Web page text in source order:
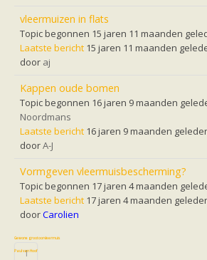
Internationaal
Landelijke natuurverenigingen
Ik wil graag mee op
Vleermuizen in de tuin
Ik ben op zoek naar een detector
Ecologie en soorten
Hoe vleermuizen leven
Voedsel en jagen
Verblijfplaatsen
Baardvleermuis
Bechsteins vleermuis
Bosvleermuis
Brandt's vleermuis
Bruine of gewone
Gewone grootoorvleermuis
Paul van Hoof
vleermuizen in flats
Topic begonnen 15 jaren 11 maanden
Laatste bericht 15 jaren 11 maanden
door aj
Kappen oude bomen
Topic begonnen 16 jaren 9 maanden
Noordmans
Laatste bericht 16 jaren 9 maanden
doorA-J
Vormgeven vleermuisbescherming?
Topic begonnen 17 jaren 4 maanden
Laatste bericht 17 jaren 4 maanden
doorCarolien
1